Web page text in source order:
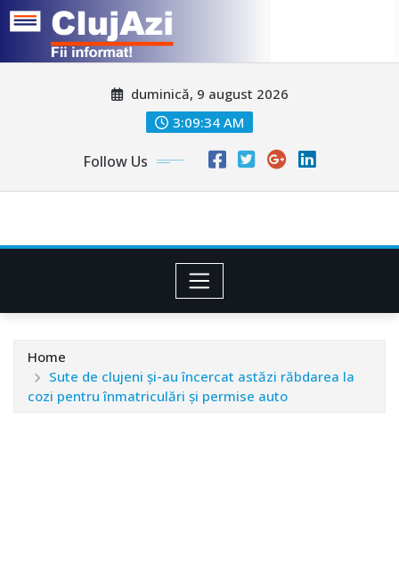
duminică, 9 august 2026
3:09:37 AM
Follow Us
Home
Sute de clujeni și-au încercat astăzi răbdarea la
cozi pentru înmatriculări și permise auto